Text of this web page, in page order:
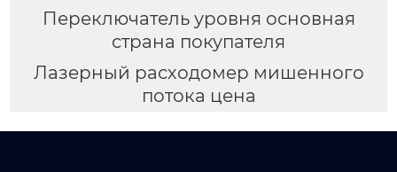
Переключатель уровня основная
страна покупателя
Лазерный расходомер мишенного
потока цена